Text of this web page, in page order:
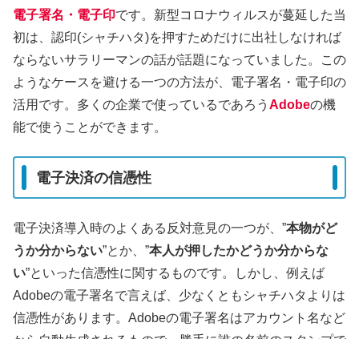
電子署名・電子印です。新型コロナウィルスが蔓延した当
初は、認印(シャチハタ)を押すためだけに出社しなければ
ならないサラリーマンの話が話題になっていました。この
ようなケースを避ける一つの方法が、電子署名・電子印の
活用です。多くの企業で使っているであろう Adobeの機
能で使うことができます。
電子決済の信憑性
電子決済導入時のよくある反対意見の一つが、”本物がど
うか分からない”とか、”本人が押したかどうか分からな
い”といった信憑性に関するものです。しかし、例えば
Adobeの電子署名で言えば、少なくともシャチハタよりは
信憑性があります。Adobeの電子署名はアカウント名など